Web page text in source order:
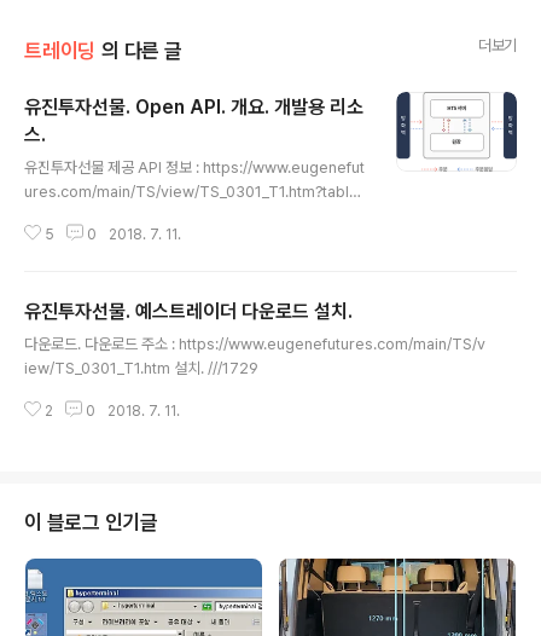
트레이딩 의 다른 글 더보기
유진투자선물. Open API. 개요. 개발용 리소
스.
유진투자선물 제공 API 정보 : https://www.eugenefut
ures.com/main/TS/view/TS_0301_T1.htm?tabId
진투자선물의 HTS 인 Champion Futures 설치 ( 설치
한 DLL 형식의 API 이다. HTS Champion Futures 에
서도 동일하게 활용되고 있으며, 본 DLL 을 사용자 프로그
램에서 로딩하면 본인이 직접 유진투자선물 서버로 접근하
enAPI.DLL 활용 위한 폴더구조 2종. 폴더구조1. 유진..
5 0 2018. 7. 11.
유진투자선물. 예스트레이더 다운로드 설치.
다운로드. 다운로드 주소 : https://www.eugenefutures.com/main/TS/v
iew/TS_0301_T1.htm 설치. ///1729
2 0 2018. 7. 11.
이 블로그 인기글